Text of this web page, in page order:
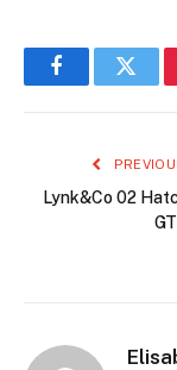
Facebook
Lynk&Co 02